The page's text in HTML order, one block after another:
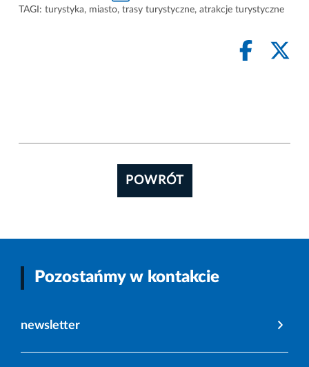
TAGI: turystyka, miasto, trasy turystyczne, atrakcje turystyczne
POWRÓT
Pozostańmy w kontakcie
newsletter